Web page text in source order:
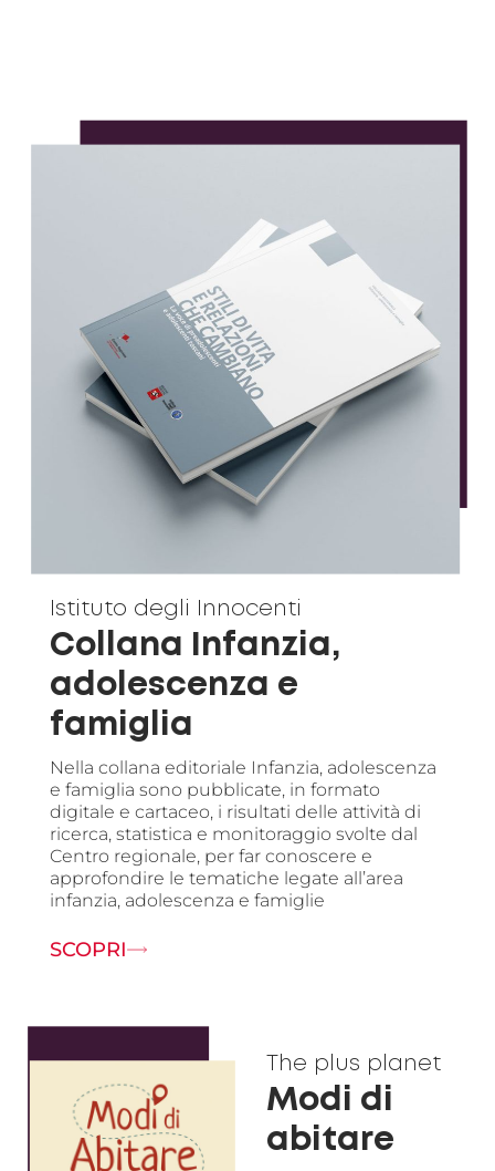
Istituto degli Innocenti
Collana Infanzia,
adolescenza e
famiglia
Nella collana editoriale Infanzia, adolescenza
e famiglia sono pubblicate, in formato
digitale e cartaceo, i risultati delle attività di
ricerca, statistica e monitoraggio svolte dal
Centro regionale, per far conoscere e
approfondire le tematiche legate all’area
infanzia, adolescenza e famiglie
SCOPRI
The plus planet
Modi di
abitare